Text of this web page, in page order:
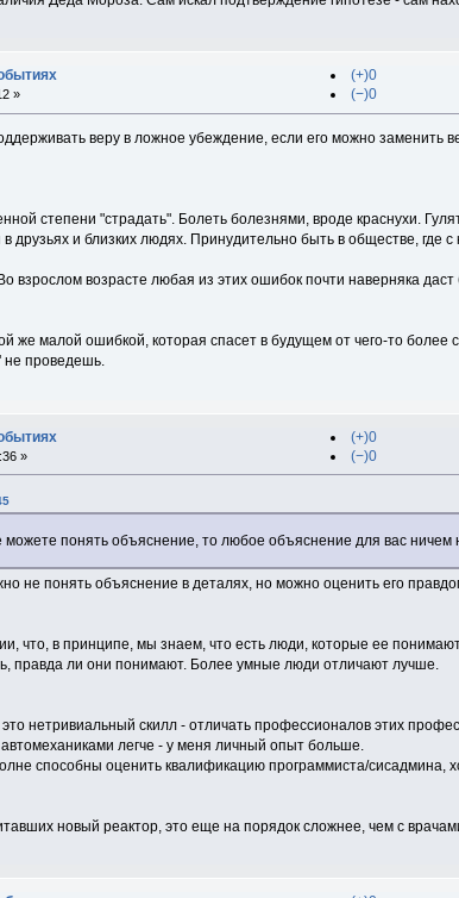
»
(+)0
(−)0
веру в ложное убеждение, если его можно заменить
степени "страдать". Болеть болезнями, вроде краснухи.
друзьях и близких людях. Принудительно быть в обществе,
взрослом возрасте любая из этих ошибок почти наверняка
же малой ошибкой, которая спасет в будущем от чего-то более
не проведешь.
»
(+)0
(−)0
можете понять объяснение, то любое объяснение для вас ничем
не понять объяснение в деталях, но можно оценить его
что, в принципе, мы знаем, что есть люди, которые ее
правда ли они понимают. Более умные люди отличают лучше.
нетривиальный скилл - отличать профессионалов этих
легче - у меня личный опыт больше.
способны оценить квалификацию программиста/сисадмина,
новый реактор, это еще на порядок сложнее, чем с